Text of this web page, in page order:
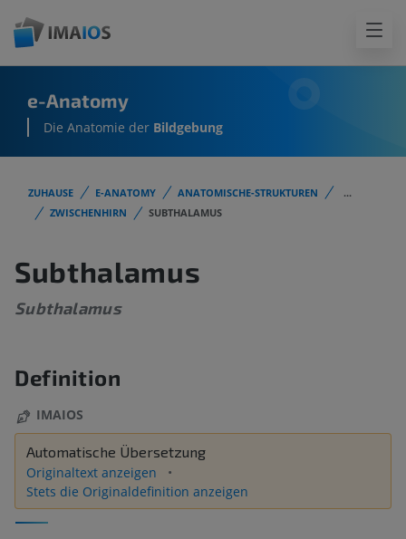
e-Anatomy
Die Anatomie der Bildgebung
ZUHAUSE E-ANATOMY ANATOMISCHE-STRUKTUREN
...
ZWISCHENHIRN
SUBTHALAMUS
Subthalamus
Subthalamus
Definition
IMAIOS
Automatische Übersetzung
Originaltext anzeigen
Stets die Originaldefinition anzeigen